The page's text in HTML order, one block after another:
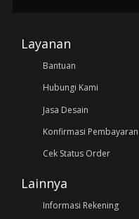
Layanan
Bantuan
Hubungi Kami
Jasa Desain
Konfirmasi Pembayaran
Cek Status Order
Lainnya
Informasi Rekening